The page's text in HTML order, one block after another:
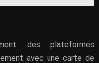
des plateformes
avec une carte de